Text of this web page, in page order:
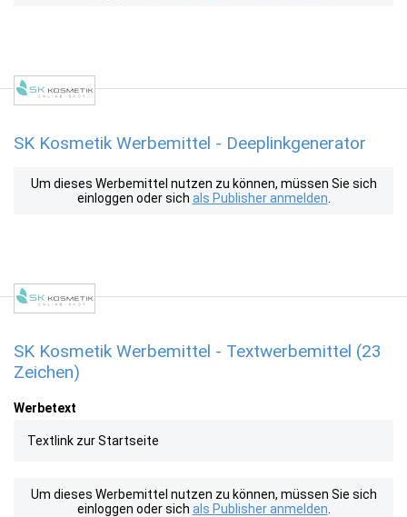
SK Kosmetik Werbemittel - Deeplinkgenerator
Um dieses Werbemittel nutzen zu können, müssen Sie sich
einloggen oder sich als Publisher anmelden
SK Kosmetik Werbemittel - Textwerbemittel (23
Zeichen)
Werbetext
Textlink zur Startseite
Um dieses Werbemittel nutzen zu können, müssen Sie sich
einloggen oder sich als Publisher anmelden